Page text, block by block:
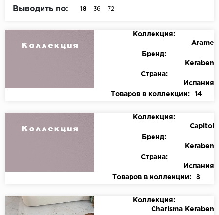
Выводить по: 18 36 72
Коллекция:
Arame
Бренд:
Keraben
Страна:
Испания
Товаров в коллекции:
14
Коллекция:
Capitol
Бренд:
Keraben
Страна:
Испания
Товаров в коллекции:
8
Коллекция:
Charisma Keraben